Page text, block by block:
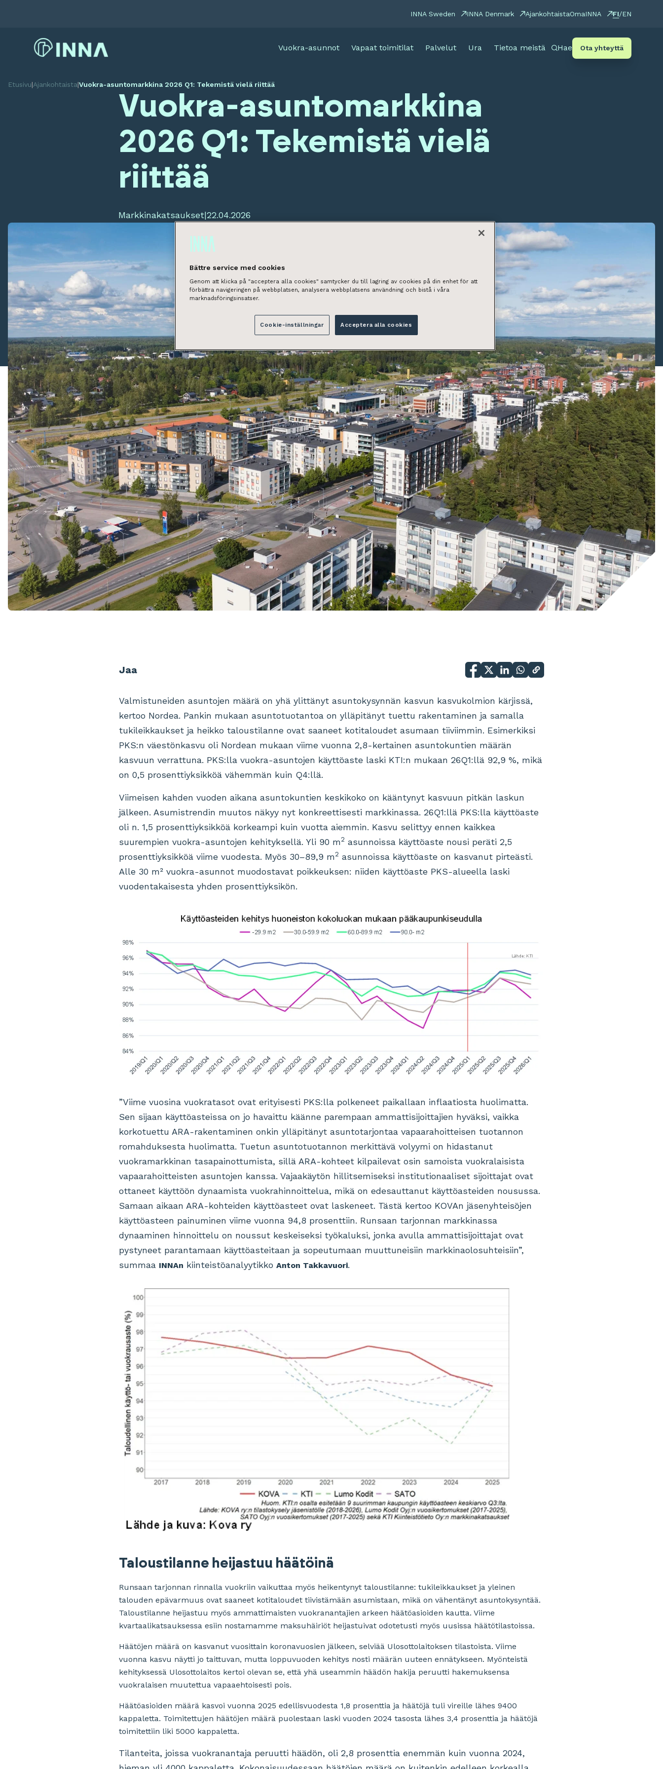
INNA Sweden INNA Denmark AjankohtaistaOmaINNA FI/EN
Vuokra-asunnot Vapaat toimitilat Palvelut Ura Tietoa meistä Hae Ota yhteyttä
Etusivu|Ajankohtaista|Vuokra-asuntomarkkina 2026 Q1: Tekemistä vielä riittää
Vuokra-asuntomarkkina
2026 Q1: Tekemistä vielä
riittää
Markkinakatsaukset|22.04.2026
Jaa
Valmistuneiden asuntojen määrä on yhä ylittänyt asuntokysynnän kasvun kasvukolmion kärjissä,
kertoo Nordea. Pankin mukaan asuntotuotantoa on ylläpitänyt tuettu rakentaminen ja samalla
tukileikkaukset ja heikko taloustilanne ovat saaneet kotitaloudet asumaan tiiviimmin. Esimerkiksi
PKS:n väestönkasvu oli Nordean mukaan viime vuonna 2,8-kertainen asuntokuntien määrän
kasvuun verrattuna. PKS:lla vuokra-asuntojen käyttöaste laski KTI:n mukaan 26Q1:llä 92,9 %, mikä
on 0,5 prosenttiyksikköä vähemmän kuin Q4:llä.
Viimeisen kahden vuoden aikana asuntokuntien keskikoko on kääntynyt kasvuun pitkän laskun
jälkeen. Asumistrendin muutos näkyy nyt konkreettisesti markkinassa. 26Q1:llä PKS:lla käyttöaste
oli n. 1,5 prosenttiyksikköä korkeampi kuin vuotta aiemmin. Kasvu selittyy ennen kaikkea
suurempien vuokra-asuntojen kehityksellä. Yli 90 m2 asunnoissa käyttöaste nousi peräti 2,5
prosenttiyksikköä viime vuodesta. Myös 30–89,9 m2 asunnoissa käyttöaste on kasvanut pirteästi.
Alle 30 m² vuokra-asunnot muodostavat poikkeuksen: niiden käyttöaste PKS-alueella laski
vuodentakaisesta yhden prosenttiyksikön.
”Viime vuosina vuokratasot ovat erityisesti PKS:lla polkeneet paikallaan inflaatiosta huolimatta.
Sen sijaan käyttöasteissa on jo havaittu käänne parempaan ammattisijoittajien hyväksi, vaikka
korkotuettu ARA-rakentaminen onkin ylläpitänyt asuntotarjontaa vapaarahoitteisen tuotannon
romahduksesta huolimatta. Tuetun asuntotuotannon merkittävä volyymi on hidastanut
vuokramarkkinan tasapainottumista, sillä ARA-kohteet kilpailevat osin samoista vuokralaisista
vapaarahoitteisten asuntojen kanssa. Vajaakäytön hillitsemiseksi institutionaaliset sijoittajat ovat
ottaneet käyttöön dynaamista vuokrahinnoittelua, mikä on edesauttanut käyttöasteiden nousussa.
Samaan aikaan ARA-kohteiden käyttöasteet ovat laskeneet. Tästä kertoo KOVAn jäsenyhteisöjen
käyttöasteen painuminen viime vuonna 94,8 prosenttiin. Runsaan tarjonnan markkinassa
dynaaminen hinnoittelu on noussut keskeiseksi työkaluksi, jonka avulla ammattisijoittajat ovat
pystyneet parantamaan käyttöasteitaan ja sopeutumaan muuttuneisiin markkinaolosuhteisiin”,
summaa INNAn kiinteistöanalyytikko Anton Takkavuori.
Taloustilanne heijastuu häätöinä
Runsaan tarjonnan rinnalla vuokriin vaikuttaa myös heikentynyt taloustilanne: tukileikkaukset ja yleinen
talouden epävarmuus ovat saaneet kotitaloudet tiivistämään asumistaan, mikä on vähentänyt asuntokysyntää.
Taloustilanne heijastuu myös ammattimaisten vuokranantajien arkeen häätöasioiden kautta. Viime
kvartaalikatsauksessa esiin nostamamme maksuhäiriöt heijastuivat odotetusti myös uusissa häätötilastoissa.
Häätöjen määrä on kasvanut vuosittain koronavuosien jälkeen, selviää Ulosottolaitoksen tilastoista. Viime
vuonna kasvu näytti jo taittuvan, mutta loppuvuoden kehitys nosti määrän uuteen ennätykseen. Myönteistä
kehityksessä Ulosottolaitos kertoi olevan se, että yhä useammin häädön hakija peruutti hakemuksensa
vuokralaisen muutettua vapaaehtoisesti pois.
Häätöasioiden määrä kasvoi vuonna 2025 edellisvuodesta 1,8 prosenttia ja häätöjä tuli vireille lähes 9400
kappaletta. Toimitettujen häätöjen määrä puolestaan laski vuoden 2024 tasosta lähes 3,4 prosenttia ja häätöjä
toimitettiin liki 5000 kappaletta.
Tilanteita, joissa vuokranantaja peruutti häädön, oli 2,8 prosenttia enemmän kuin vuonna 2024,
Bättre service med cookies
Genom att klicka på "acceptera alla cookies" samtycker du till lagring av cookies på din enhet för att
förbättra navigeringen på webbplatsen, analysera webbplatsens användning och bistå i våra
marknadsföringsinsatser.
Cookie-inställningar Acceptera alla cookies